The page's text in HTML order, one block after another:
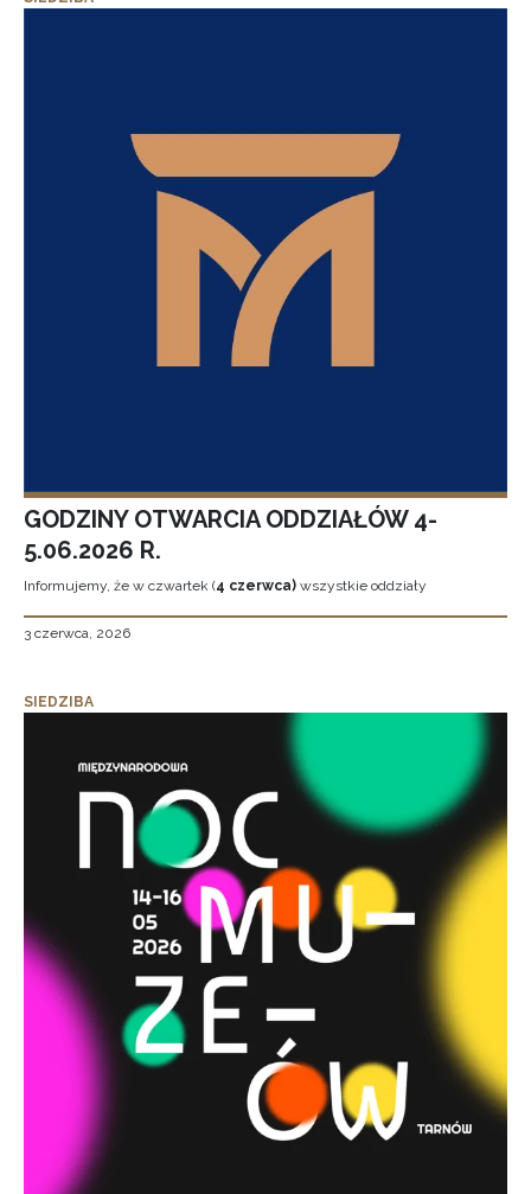
GODZINY OTWARCIA ODDZIAŁÓW 4-
5.06.2026 R.
Informujemy, że w czwartek (4 czerwca) wszystkie oddziały
3 czerwca, 2026
SIEDZIBA